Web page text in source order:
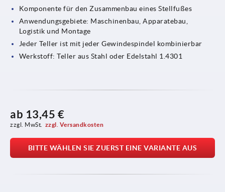
Komponente für den Zusammenbau eines Stellfußes
Anwendungsgebiete: Maschinenbau, Apparatebau,
Logistik und Montage
Jeder Teller ist mit jeder Gewindespindel kombinierbar
Werkstoff: Teller aus Stahl oder Edelstahl 1.4301
ab 13,45 €
zzgl. MwSt. zzgl. Versandkosten
BITTE WÄHLEN SIE ZUERST EINE VARIANTE AUS